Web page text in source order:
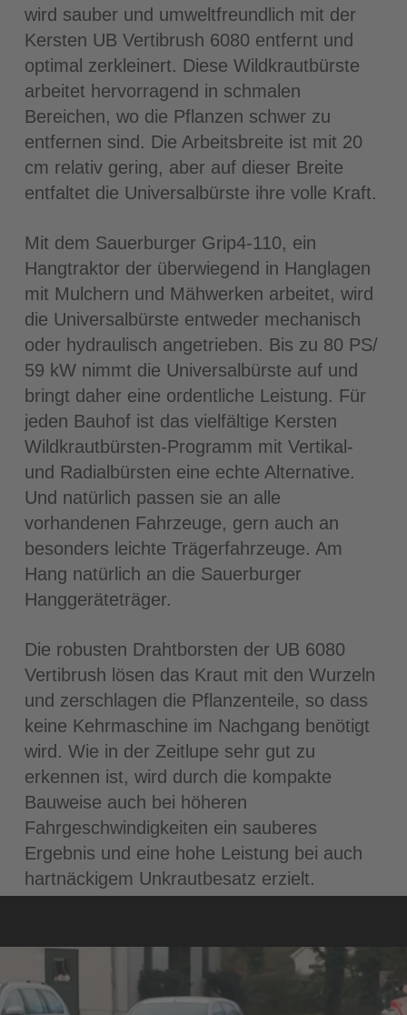
wird sauber und umweltfreundlich mit der
Kersten UB Vertibrush 6080 entfernt und
optimal zerkleinert. Diese Wildkrautbürste
arbeitet hervorragend in schmalen
Bereichen, wo die Pflanzen schwer zu
entfernen sind. Die Arbeitsbreite ist mit 20
cm relativ gering, aber auf dieser Breite
entfaltet die Universalbürste ihre volle Kraft.
Mit dem Sauerburger Grip4-110, ein
Hangtraktor der überwiegend in Hanglagen
mit Mulchern und Mähwerken arbeitet, wird
die Universalbürste entweder mechanisch
oder hydraulisch angetrieben. Bis zu 80 PS/
59 kW nimmt die Universalbürste auf und
bringt daher eine ordentliche Leistung. Für
jeden Bauhof ist das vielfältige Kersten
Wildkrautbürsten-Programm mit Vertikal-
und Radialbürsten eine echte Alternative.
Und natürlich passen sie an alle
vorhandenen Fahrzeuge, gern auch an
besonders leichte Trägerfahrzeuge. Am
Hang natürlich an die Sauerburger
Hanggeräteträger.
Die robusten Drahtborsten der UB 6080
Vertibrush lösen das Kraut mit den Wurzeln
und zerschlagen die Pflanzenteile, so dass
keine Kehrmaschine im Nachgang benötigt
wird. Wie in der Zeitlupe sehr gut zu
erkennen ist, wird durch die kompakte
Bauweise auch bei höheren
Fahrgeschwindigkeiten ein sauberes
Ergebnis und eine hohe Leistung bei auch
hartnäckigem Unkrautbesatz erzielt.